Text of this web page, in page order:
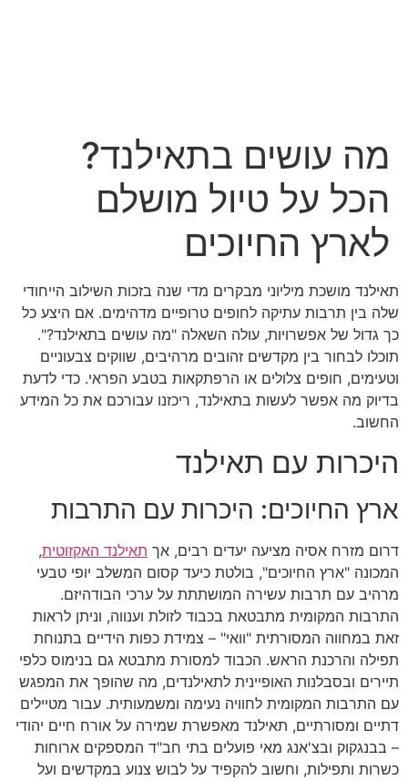
מה עושים בתאילנד?
הכל על טיול מושלם
לארץ החיוכים
תאילנד מושכת מיליוני מבקרים מדי שנה בזכות השילוב הייחודי
שלה בין תרבות עתיקה לחופים טרופיים מדהימים. אם היצע כל
כך גדול של אפשרויות, עולה השאלה "מה עושים בתאילנד?".
תוכלו לבחור בין מקדשים זהובים מרהיבים, שווקים צבעוניים
וטעימים, חופים צלולים או הרפתקאות בטבע הפראי. כדי לדעת
בדיוק מה אפשר לעשות בתאילנד, ריכזנו עבורכם את כל המידע
החשוב.
היכרות עם תאילנד
ארץ החיוכים: היכרות עם התרבות
דרום מזרח אסיה מציעה יעדים רבים, אך תאילנד האקזוטית,
המכונה "ארץ החיוכים", בולטת כיעד קסום המשלב יופי טבעי
מרהיב עם תרבות עשירה המושתתת על ערכי הבודהיזם.
התרבות המקומית מתבטאת בכבוד לזולת וענווה, וניתן לראות
זאת במחווה המסורתית "וואי" – צמידת כפות הידיים בתנוחת
תפילה והרכנת הראש. הכבוד למסורת מתבטא גם בנימוס כלפי
תיירים ובסבלנות האופיינית לתאילנדים, מה שהופך את המפגש
עם התרבות המקומית לחוויה נעימה ומשמעותית. עבור מטיילים
דתיים ומסורתיים, תאילנד מאפשרת שמירה על אורח חיים יהודי
– בבנגקוק ובצ'אנג מאי פועלים בתי חב"ד המספקים ארוחות
כשרות ותפילות, וחשוב להקפיד על לבוש צנוע במקדשים ועל